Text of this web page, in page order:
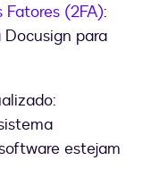
(2FA):
para
estejam